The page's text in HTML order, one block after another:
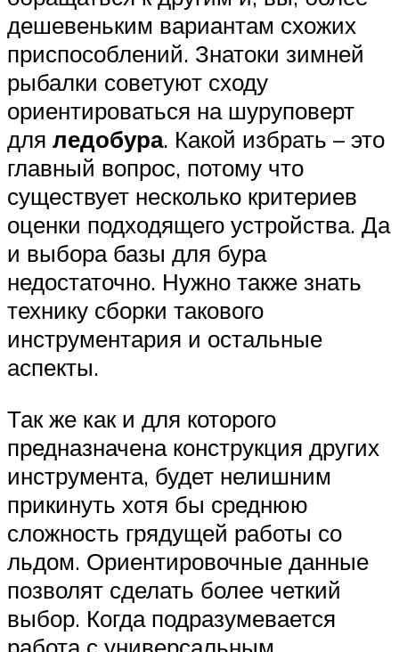
дешевеньким вариантам схожих
приспособлений. Знатоки зимней
рыбалки советуют сходу
ориентироваться на шуруповерт
для ледобура. Какой избрать – это
главный вопрос, потому что
существует несколько критериев
оценки подходящего устройства. Да
и выбора базы для бура
недостаточно. Нужно также знать
технику сборки такового
инструментария и остальные
аспекты.
Так же как и для которого
предназначена конструкция других
инструмента, будет нелишним
прикинуть хотя бы среднюю
сложность грядущей работы со
льдом. Ориентировочные данные
позволят сделать более четкий
выбор. Когда подразумевается
работа с универсальным